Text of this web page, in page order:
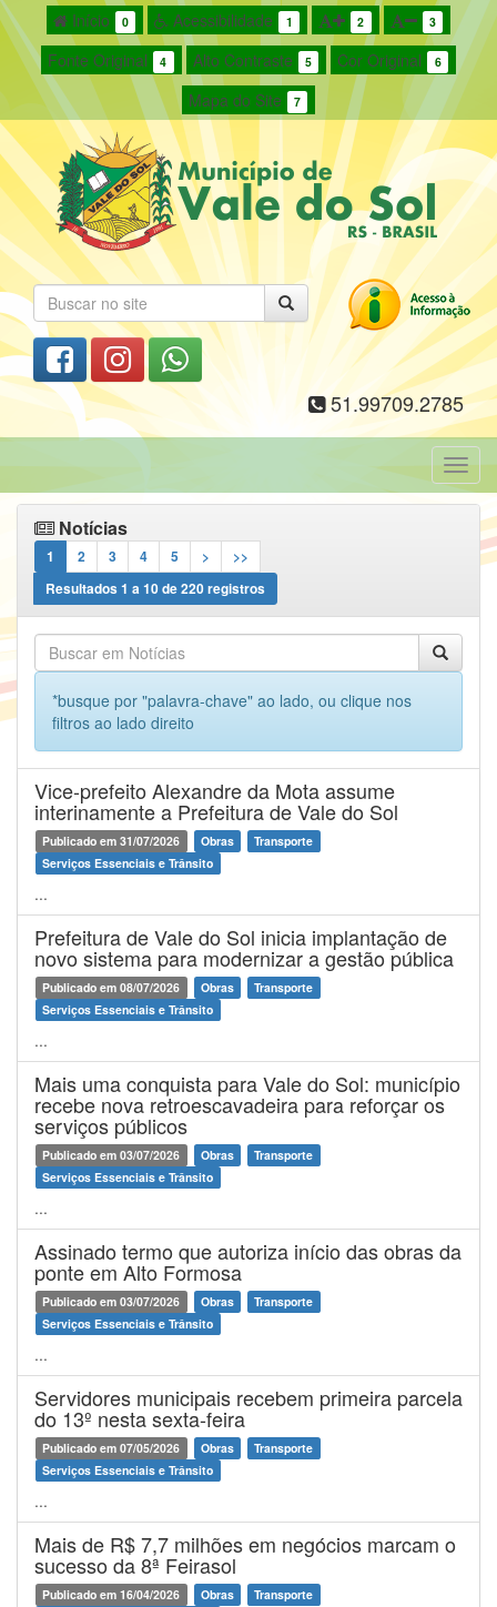
Início 0 Acessibilidade 1 2 3
Fonte Original 4 Alto Contraste 5 Cor Original 6
Mapa do Site 7
51.99709.2785
Notícias
1 2 3 4 5 >
>>
Resultados1 a10de220registros
*busque por "palavra-chave" ao lado, ou clique nos
filtros ao lado direito
Vice-prefeito Alexandre da Mota assume
interinamente a Prefeitura de Vale do Sol
Publicado em 31/07/2026 Obras
Transporte
Serviços Essenciais e Trânsito
...
Prefeitura de Vale do Sol inicia implantação de
novo sistema para modernizar a gestão pública
Publicado em 08/07/2026 Obras
Transporte
Serviços Essenciais e Trânsito
...
Mais uma conquista para Vale do Sol: município
recebe nova retroescavadeira para reforçar os
serviços públicos
Publicado em 03/07/2026 Obras
Transporte
Serviços Essenciais e Trânsito
...
Assinado termo que autoriza início das obras da
ponte em Alto Formosa
Publicado em 03/07/2026 Obras
Transporte
Serviços Essenciais e Trânsito
...
Servidores municipais recebem primeira parcela
do 13º nesta sexta-feira
Publicado em 07/05/2026 Obras
Transporte
Serviços Essenciais e Trânsito
...
Mais de R$ 7,7 milhões em negócios marcam o
sucesso da 8ª Feirasol
Publicado em 16/04/2026 Obras
Transporte